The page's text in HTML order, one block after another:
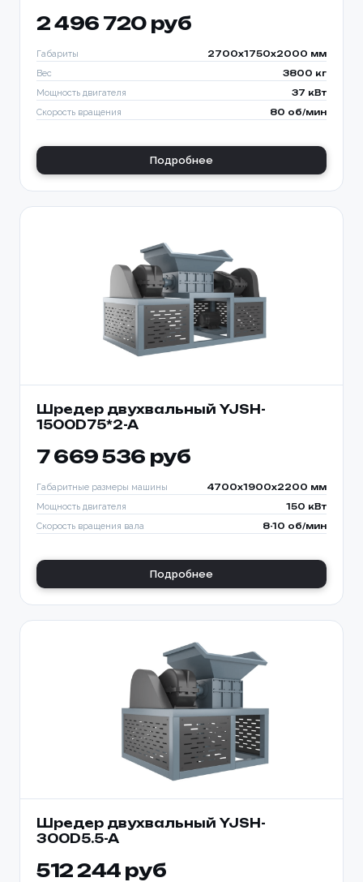
2 496 720 руб
Габариты 2700x1750x2000 мм
Вес 3800 кг
Мощность двигателя 37 кВт
Скорость вращения 80 об/мин
Подробнее
Шредер двухвальный YJSH-
1500D75*2-A
7 669 536 руб
Габаритные размеры машины 4700x1900x2200 мм
Мощность двигателя 150 кВт
Скорость вращения вала 8-10 об/мин
Подробнее
Шредер двухвальный YJSH-
300D5.5-A
512 244 руб